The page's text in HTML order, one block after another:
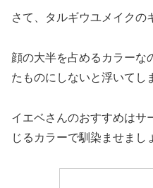
さて、タルギウユメイクの
顔の大半を占めるカラーな
たものにしないと浮いてし
イエベさんのおすすめはサ
じるカラーで馴染ませまし